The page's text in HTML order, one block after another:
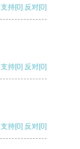
支持[0] 反对[0]
支持[0] 反对[0]
支持[0] 反对[0]